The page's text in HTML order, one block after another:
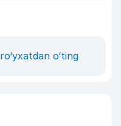
ro‘yxatdan o‘ting